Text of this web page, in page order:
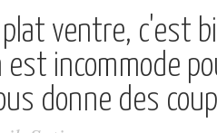
ventre, c'est
incommode
donne des